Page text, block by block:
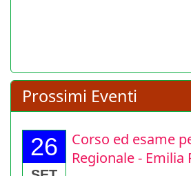
Prossimi Eventi
26
Corso ed esame
Regionale - Emilia